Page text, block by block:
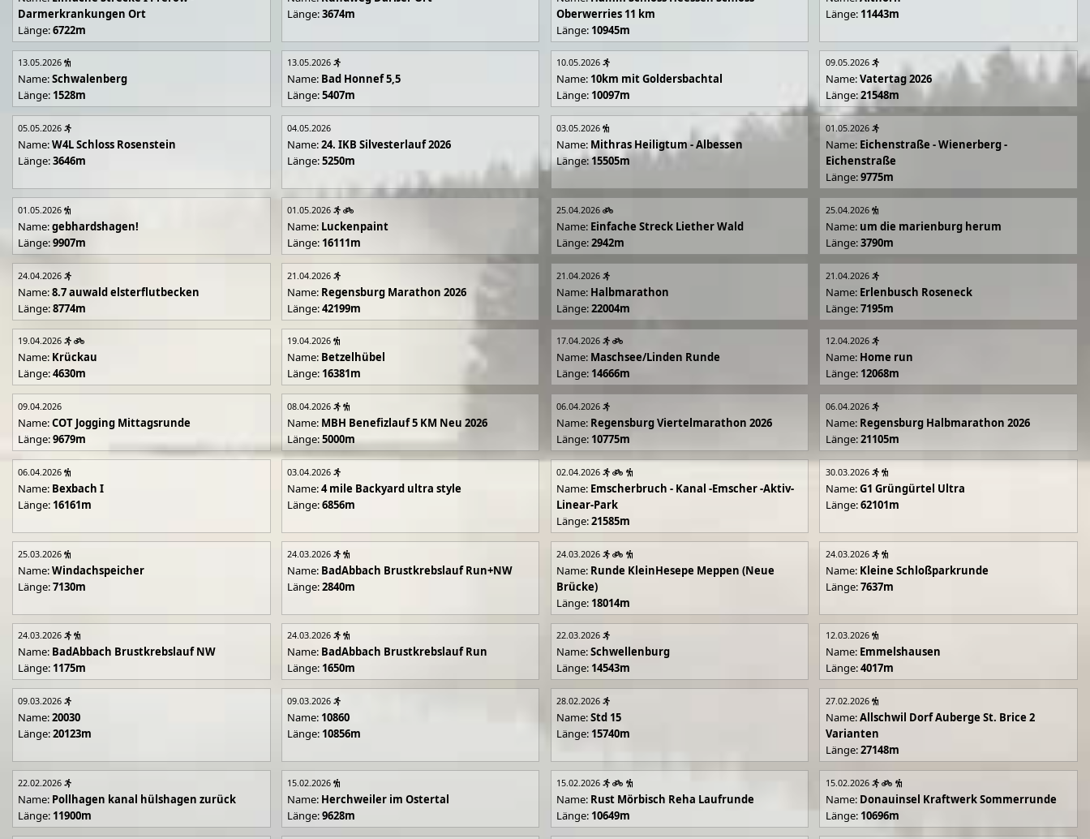
Darmerkrankungen Ort
Länge:6722m
Länge:3674m
Oberwerries 11 km
Länge: 10945m
Länge: 11443m
13.05.2026
Name:Schwalenberg
Länge: 1528m
13.05.2026
Name: Bad Honnef 5,5
Länge:5407m
10.05.2026
Name: 10km mit Goldersbachtal
Länge: 10097m
09.05.2026
Name:Vatertag 2026
Länge:21548m
05.05.2026
Name:W4L Schloss Rosenstein
Länge:3646m
04.05.2026
Name:24. IKB Silvesterlauf 2026
Länge:5250m
03.05.2026
Name: Mithras Heiligtum - Albessen
Länge:15505m
01.05.2026
Name: Eichenstraße - Wienerberg -
Eichenstraße
Länge:9775m
01.05.2026
Name:gebhardshagen!
Länge:9907m
01.05.2026
Name: Luckenpaint
Länge: 16111m
25.04.2026
Name: Einfache Streck Liether Wald
Länge:2942m
25.04.2026
Name: um die marienburg herum
Länge:3790m
24.04.2026
Name:8.7 auwald elsterflutbecken
Länge:8774m
21.04.2026
Name: Regensburg Marathon 2026
Länge:42199m
21.04.2026
Name: Halbmarathon
Länge:22004m
21.04.2026
Name: Erlenbusch Roseneck
Länge:7195m
19.04.2026
Name: Krückau
Länge:4630m
19.04.2026
Name: Betzelhübel
Länge: 16381m
17.04.2026
Name: Maschsee/Linden Runde
Länge: 14666m
12.04.2026
Name: Home run
Länge: 12068m
09.04.2026
Name:COT Jogging Mittagsrunde
Länge:9679m
08.04.2026
Name: MBH Benefizlauf 5 KM Neu 2026
Länge:5000m
06.04.2026
Name: Regensburg Viertelmarathon 2026
Länge: 10775m
06.04.2026
Name: Regensburg Halbmarathon 2026
Länge:21105m
06.04.2026
Name: Bexbach I
Länge: 16161m
03.04.2026
Name:4 mile Backyard ultra style
Länge:6856m
02.04.2026
Name: Emscherbruch - Kanal -Emscher -Aktiv-
Linear-Park
Länge:21585m
30.03.2026
Name:G1 Grüngürtel Ultra
Länge:62101m
25.03.2026
Name:Windachspeicher
Länge:7130m
24.03.2026
Name: BadAbbach Brustkrebslauf Run+NW
Länge:2840m
24.03.2026
Name: Runde KleinHesepe Meppen (Neue
Brücke)
Länge: 18014m
24.03.2026
Name: Kleine Schloßparkrunde
Länge:7637m
24.03.2026
Name: BadAbbach Brustkrebslauf NW
Länge: 1175m
24.03.2026
Name: BadAbbach Brustkrebslauf Run
Länge: 1650m
22.03.2026
Name:Schwellenburg
Länge: 14543m
12.03.2026
Name: Emmelshausen
Länge:4017m
09.03.2026
Name:20030
Länge:20123m
09.03.2026
Name: 10860
Länge: 10856m
28.02.2026
Name:Std 15
Länge: 15740m
27.02.2026
Name:Allschwil Dorf Auberge St. Brice 2
Varianten
Länge:27148m
22.02.2026
Name: Pollhagen kanal hülshagen zurück
Länge: 11900m
15.02.2026
Name: Herchweiler im Ostertal
Länge:9628m
15.02.2026
Name: Rust Mörbisch Reha Laufrunde
Länge: 10649m
15.02.2026
Name: Donauinsel Kraftwerk Sommerrunde
Länge: 10696m